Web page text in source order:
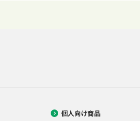
個人向け商品